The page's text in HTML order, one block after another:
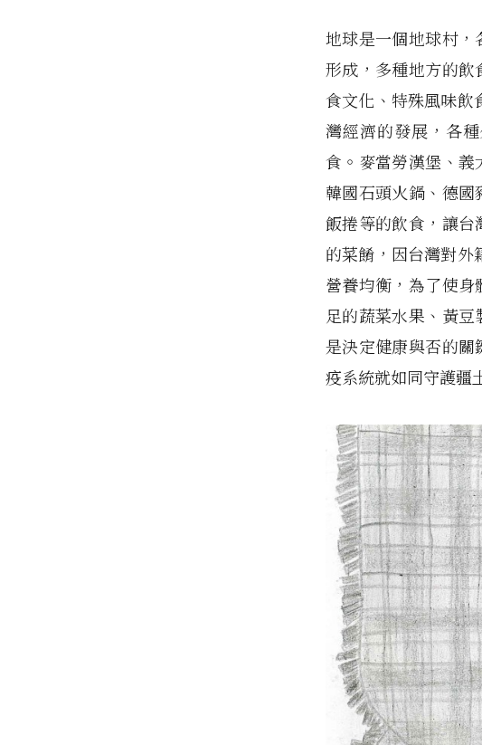
地球是一個地球村
形成，多種地方的
食文化、特殊風味飲
灣經濟的發展，各
食。麥當勞漢堡、義
韓國石頭火鍋、德
飯捲等的飲食，讓
的菜餚，因台灣對外
營養均衡，為了使
足的蔬菜水果、黃
是決定健康與否的
疫系統就如同守護疆